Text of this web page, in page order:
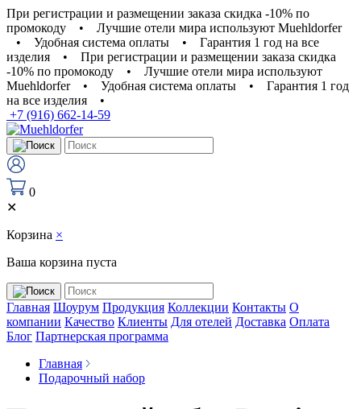
При регистрации и размещении заказа скидка -10% по
промокоду
•
Лучшие отели мира используют Muehldorfer
•
Удобная система оплаты •
Гарантия 1 год на все
изделия
•
При регистрации и размещении заказа скидка
-10% по промокоду
•
Лучшие отели мира используют
Muehldorfer
• Удобная система оплаты •
Гарантия 1 год
на все изделия
•
+7 (916) 662-14-59
0
✕
Корзина ×
Ваша корзина пуста
Главная Шоурум Продукция Коллекции Контакты О
компании Качество Клиенты Для отелей Доставка Оплата
Блог Партнерская программа
Главная
Подарочный набор